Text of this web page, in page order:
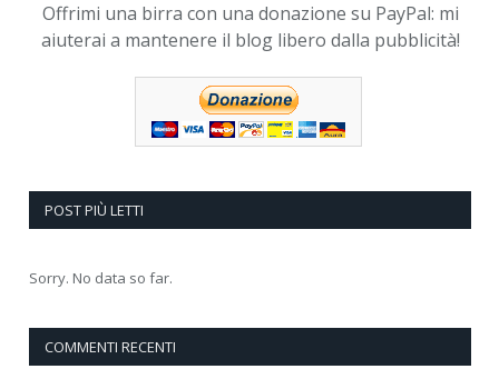
Offrimi una birra con una donazione su PayPal: mi
aiuterai a mantenere il blog libero dalla pubblicità!
POST PIÙ LETTI
Sorry. No data so far.
COMMENTI RECENTI